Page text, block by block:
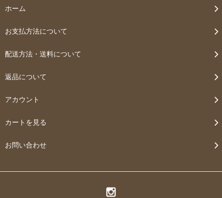
ホーム
お支払方法について
配送方法・送料について
返品について
アカウント
カートを見る
お問い合わせ